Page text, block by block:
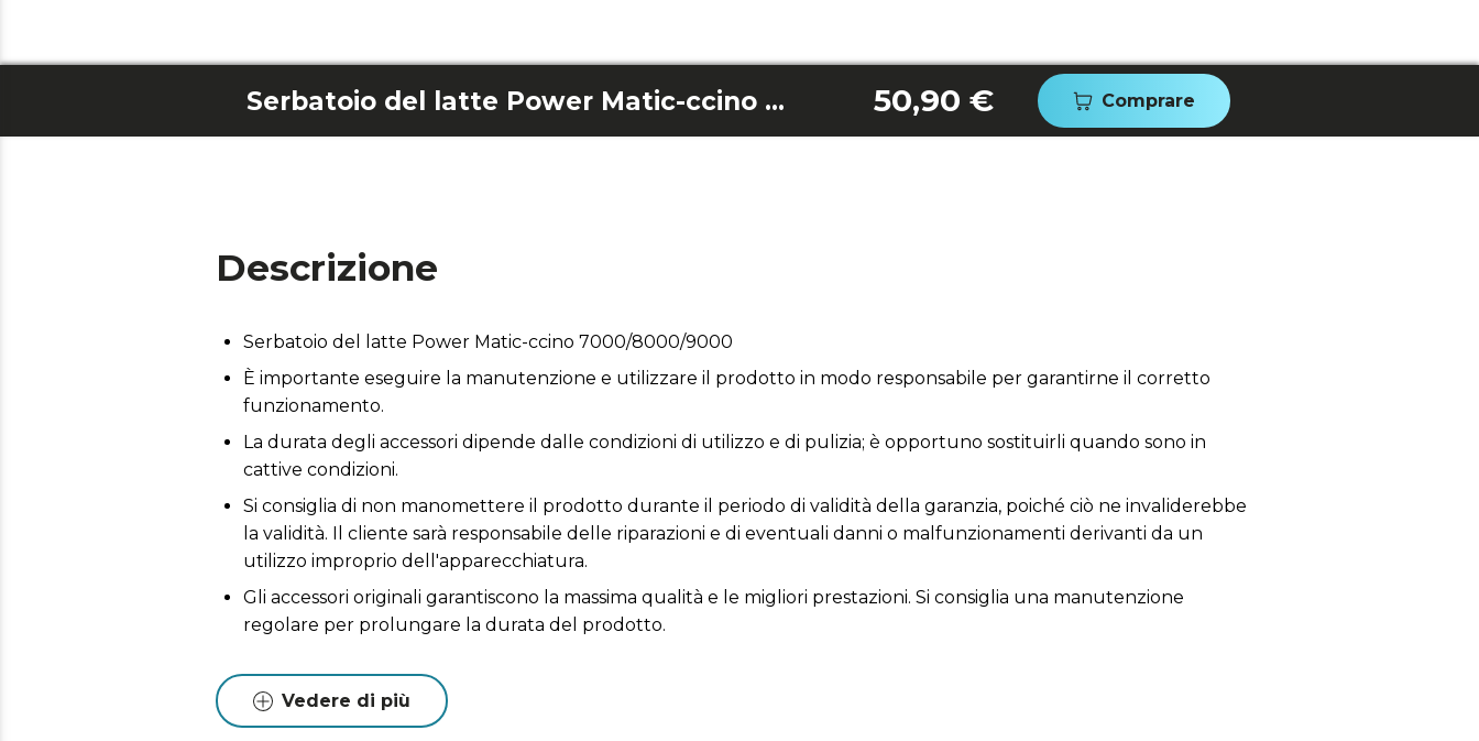
Serbatoio del latte Power Matic-ccino 7000/8000/9000 50,90 € Comprare
Descrizione
Serbatoio del latte Power Matic-ccino 7000/8000/9000
È importante eseguire la manutenzione e utilizzare il prodotto in modo responsabile per garantirne il corretto
funzionamento.
La durata degli accessori dipende dalle condizioni di utilizzo e di pulizia; è opportuno sostituirli quando sono in
cattive condizioni.
Si consiglia di non manomettere il prodotto durante il periodo di validità della garanzia, poiché ciò ne invaliderebbe
la validità. Il cliente sarà responsabile delle riparazioni e di eventuali danni o malfunzionamenti derivanti da un
utilizzo improprio dell'apparecchiatura.
Gli accessori originali garantiscono la massima qualità e le migliori prestazioni. Si consiglia una manutenzione
regolare per prolungare la durata del prodotto.
Vedere di più